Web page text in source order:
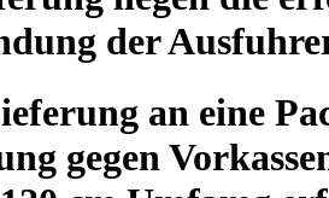
der
an eine
gegen